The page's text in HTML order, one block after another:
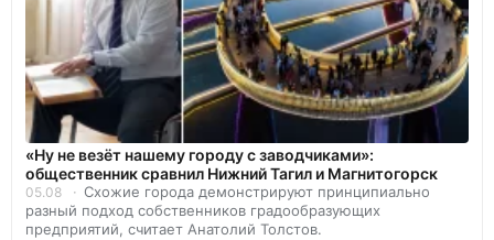
«Ну не везёт нашему городу с заводчиками»:
общественник сравнил Нижний Тагил и Магнитогорск
05.08
Схожие города демонстрируют принципиально
разный подход собственников градообразующих
предприятий, считает Анатолий Толстов.